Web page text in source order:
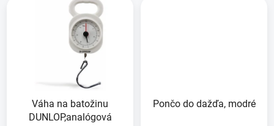
Váha na batožinu
DUNLOP,analógová
Pončo do dažďa, modré